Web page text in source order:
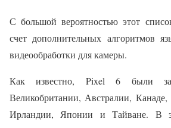
С большой вероятностью этот
счет дополнительных алгоритмов
видеообработки для камеры.
Как известно, Pixel 6 были
Великобритании, Австралии,
Ирландии, Японии и Тайване. В